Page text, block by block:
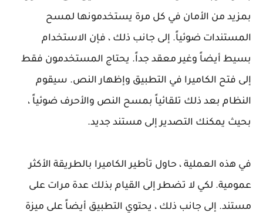
بمزيد من الأمان في كل مرة يستخدمونها لمسح
المستندات ضوئياً. إلى جانب ذلك ، فإن الاستخدام
بسيط أيضاً وغير معقد جداً. يحتاج المستخدمون فقط
إلى فتح الكاميرا في التطبيق وإظهار النص. سيقوم
النظام بعد ذلك تلقائياً بمسح النص والأحرف ضوئياً ،
بحيث يمكنك التصدير إلى مستند جديد.
في هذه العملية ، حاول تأطير الكاميرا بالطريقة الأكثر
عمومية. لكي لا تضطر إلى القيام بذلك عدة مرات على
مستند. إلى جانب ذلك ، يحتوي التطبيق أيضاً على ميزة